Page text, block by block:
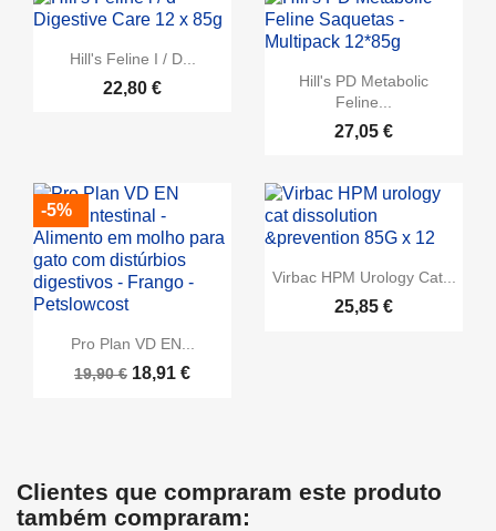
Hill's Feline I / D...
22,80 €
Hill's PD Metabolic
Feline...
27,05 €
Pro Plan VD EN...
19,90 € 18,91 €
-5%
Virbac HPM Urology Cat...
25,85 €
Clientes que compraram este produto
também compraram: